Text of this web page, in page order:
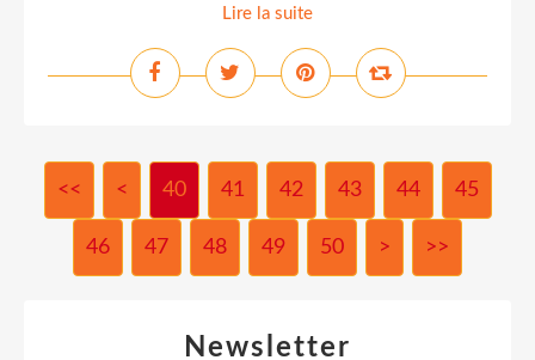
Lire la suite
<< < 10
20
30
40 41 42 43 44 45
46 47 48 49 50 60
70
80
90
> >>
Newsletter